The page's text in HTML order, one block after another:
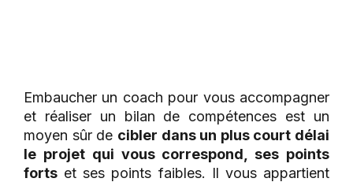
Embaucher un coach pour vous accompagner
et réaliser un bilan de compétences est un
moyen sûr de cibler dans un plus court délai
le projet qui vous correspond, ses points
forts et ses points faibles. Il vous appartient